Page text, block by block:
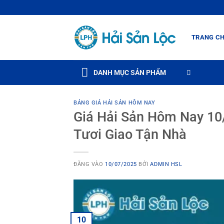
qua
TRANG
DANH MỤC SẢN PHẨM
BẢNG GIÁ HẢI SẢN HÔM NAY
Giá Hải Sản Hôm Nay
Tươi Giao Tận Nhà
ĐĂNG VÀO 10/07/2025 BỞIADMIN HSL
10